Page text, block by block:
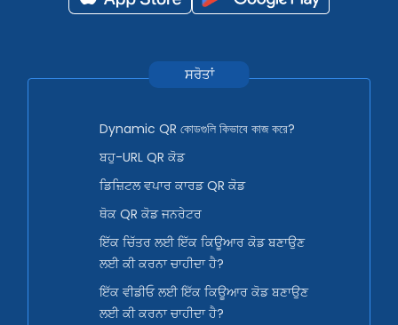
ਸਰੋਤਾਂ
Dynamic QR কোডগুলি কিভাবে কাজ করে?
ਬਹੁ-URL QR ਕੋਡ
ਡਿਜ਼ਿਟਲ ਵਪਾਰ ਕਾਰਡ QR ਕੋਡ
ਥੋਕ QR ਕੋਡ ਜਨਰੇਟਰ
ਇੱਕ ਚਿੱਤਰ ਲਈ ਇੱਕ ਕਿਊਆਰ ਕੋਡ ਬਣਾਉਣ
ਲਈ ਕੀ ਕਰਨਾ ਚਾਹੀਦਾ ਹੈ?
ਇੱਕ ਵੀਡੀਓ ਲਈ ਇੱਕ ਕਿਊਆਰ ਕੋਡ ਬਣਾਉਣ
ਲਈ ਕੀ ਕਰਨਾ ਚਾਹੀਦਾ ਹੈ?